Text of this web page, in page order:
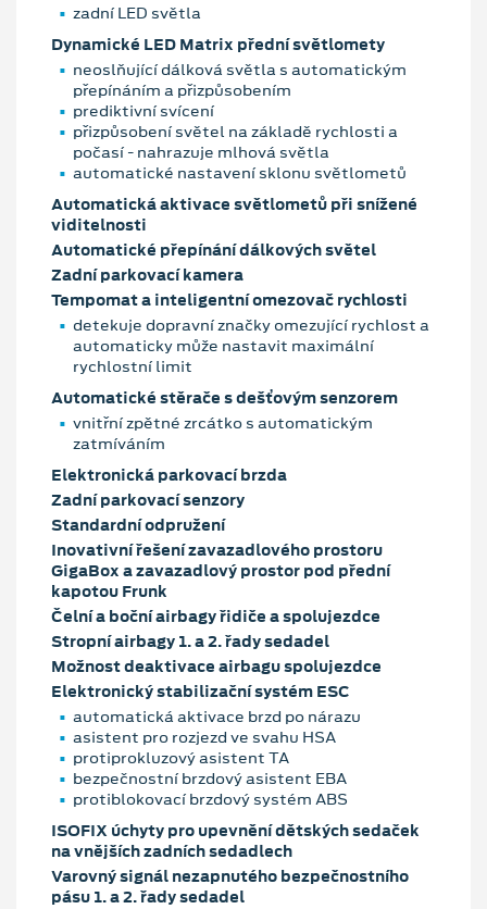
zadní LED světla
Dynamické LED Matrix přední světlomety
neoslňující dálková světla s automatickým
přepínáním a přizpůsobením
prediktivní svícení
přizpůsobení světel na základě rychlosti a
počasí - nahrazuje mlhová světla
automatické nastavení sklonu světlometů
Automatická aktivace světlometů při snížené
viditelnosti
Automatické přepínání dálkových světel
Zadní parkovací kamera
Tempomat a inteligentní omezovač rychlosti
detekuje dopravní značky omezující rychlost a
automaticky může nastavit maximální
rychlostní limit
Automatické stěrače s dešťovým senzorem
vnitřní zpětné zrcátko s automatickým
zatmíváním
Elektronická parkovací brzda
Zadní parkovací senzory
Standardní odpružení
Inovativní řešení zavazadlového prostoru
GigaBox a zavazadlový prostor pod přední
kapotou Frunk
Čelní a boční airbagy řidiče a spolujezdce
Stropní airbagy 1. a 2. řady sedadel
Možnost deaktivace airbagu spolujezdce
Elektronický stabilizační systém ESC
automatická aktivace brzd po nárazu
asistent pro rozjezd ve svahu HSA
protiprokluzový asistent TA
bezpečnostní brzdový asistent EBA
protiblokovací brzdový systém ABS
ISOFIX úchyty pro upevnění dětských sedaček
na vnějších zadních sedadlech
Varovný signál nezapnutého bezpečnostního
pásu 1. a 2. řady sedadel